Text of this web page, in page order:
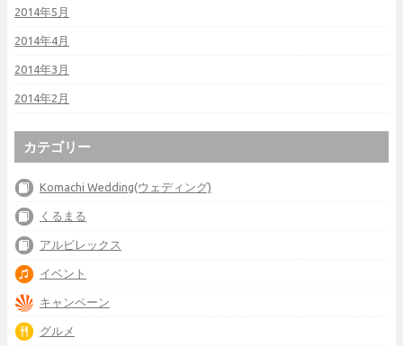
2014年5月
2014年4月
2014年3月
2014年2月
カテゴリー
Komachi Wedding(ウェディング)
くるまる
アルビレックス
イベント
キャンペーン
グルメ